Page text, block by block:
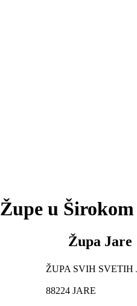
Župe u
Župa Jare
ŽUPA SVIH SVETIH
88224 JARE